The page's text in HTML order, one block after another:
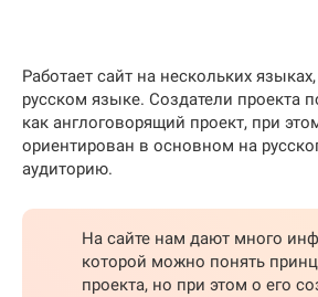
Работает сайт на нескольких
русском языке. Создатели проекта
как англоговорящий проект, при
ориентирован в основном на
аудиторию.
На сайте нам дают много
которой можно понять
проекта, но при этом о его